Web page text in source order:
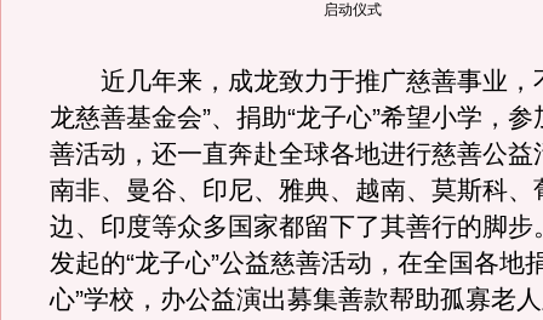
启动仪式
近几年来，成龙致力于推广慈善事业，
龙慈善基金会”、捐助“龙子心”希望小学，
善活动，还一直奔赴全球各地进行慈善公益
南非、曼谷、印尼、雅典、越南、莫斯科、
边、印度等众多国家都留下了其善行的脚步
发起的“龙子心”公益慈善活动，在全国各地
心”学校，办公益演出募集善款帮助孤寡老